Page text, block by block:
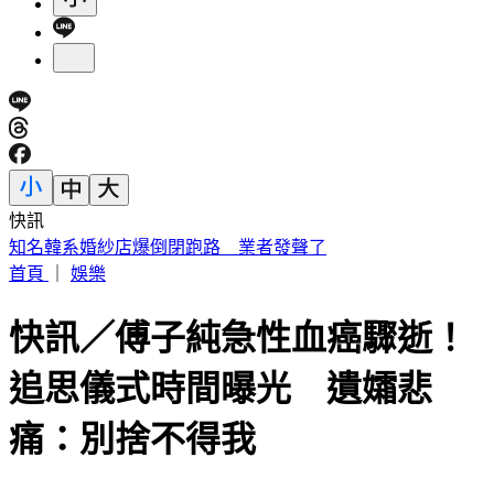
快訊
快訊／桃園觀音化學工廠陷火海 黑煙直竄天際驚險畫面曝
首頁
娛樂
快訊／傅子純急性血癌驟逝！
追思儀式時間曝光 遺孀悲
痛：別捨不得我